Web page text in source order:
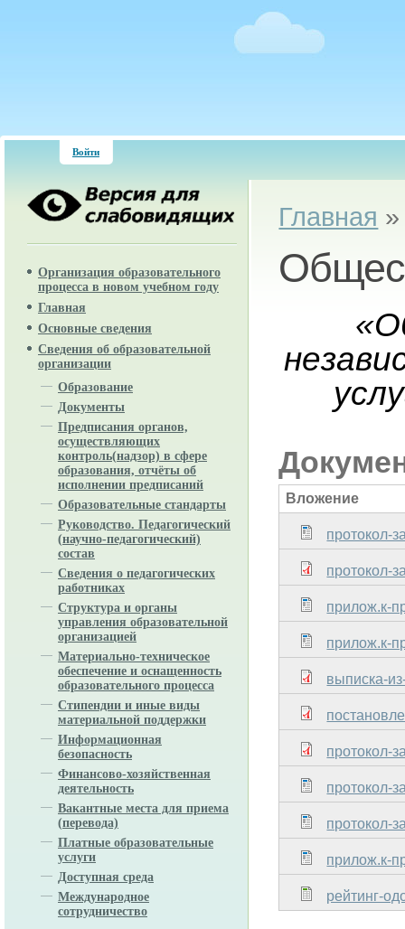
Войти
Организация образовательного
процесса в новом учебном году
Главная
Основные сведения
Сведения об образовательной
организации
Образование
Документы
Предписания органов,
осуществляющих
контроль(надзор) в сфере
образования, отчёты об
исполнении предписаний
Образовательные стандарты
Руководство. Педагогический
(научно-педагогический)
состав
Сведения о педагогических
работниках
Структура и органы
управления образовательной
организацией
Материально-техническое
обеспечение и оснащенность
образовательного процесса
Стипендии и иные виды
материальной поддержки
Информационная
безопасность
Финансово-хозяйственная
деятельность
Вакантные места для приема
(перевода)
Платные образовательные
услуги
Доступная среда
Международное
сотрудничество
Вы здесь
Главная
Вложение
протокол-
протокол-
прилож.к-
прилож.к-
выписка-
протокол-
протокол-
протокол-
прилож.к-
рейтинг-